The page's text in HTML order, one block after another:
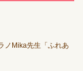
ノMika先生「ふれあ